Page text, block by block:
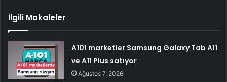
İlgili Makaleler
A101 marketler Samsung Galaxy Tab A11
ve A11 Plus satıyor
Ağustos 7, 2026